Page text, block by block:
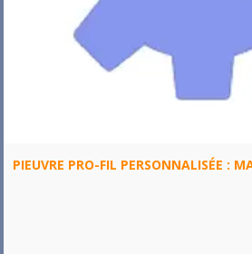
PIEUVRE PRO-FIL PERSONNALISÉE :